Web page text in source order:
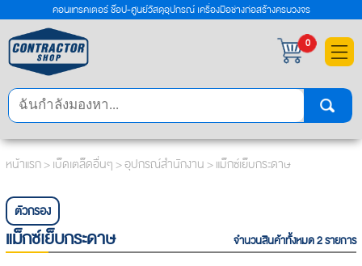
×
คอนแทรคเตอร์ ช๊อป-ศูนย์วัสดุอุปกรณ์ เครื่องมือช่างก่อสร้างครบวงจร
0
หน้าแรก>เบ็ดเตล็ดอื่นๆ>อุปกรณ์สำนักงาน> แม็กซ์เย็บกระดาษ
ตัวกรอง
แม็กซ์เย็บกระดาษ จำนวนสินค้าทั้งหมด 2 รายการ